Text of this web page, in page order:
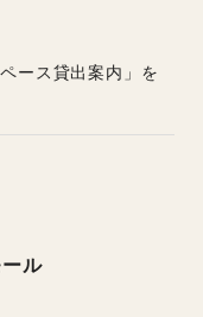
ース貸出案内」を
ル